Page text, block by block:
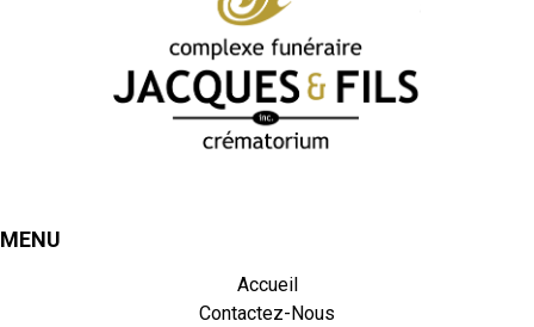
MENU
Accueil
Contactez-Nous